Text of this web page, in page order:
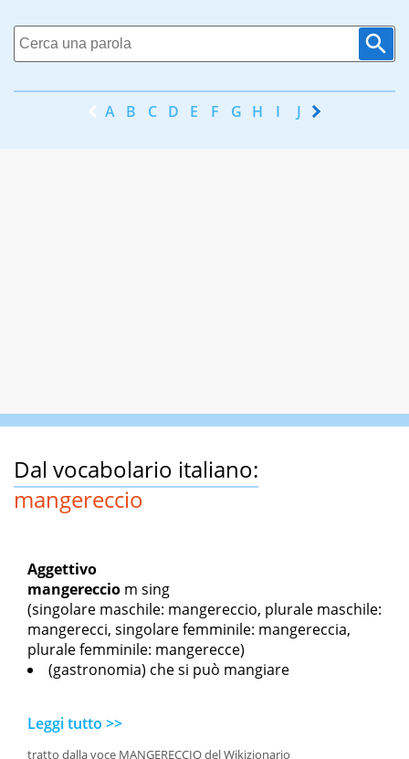
A B C D E F G H I J K
Dal vocabolario italiano:
mangereccio
Aggettivo
mangereccio m sing
(singolare maschile: mangereccio, plurale maschile:
mangerecci, singolare femminile: mangereccia,
plurale femminile: mangerecce)
(gastronomia) che si può mangiare
Leggi tutto >>
tratto dalla voce MANGERECCIO del Wikizionario